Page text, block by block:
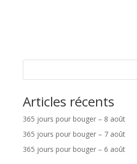
Articles récents
365 jours pour bouger – 8 août
365 jours pour bouger – 7 août
365 jours pour bouger – 6 août